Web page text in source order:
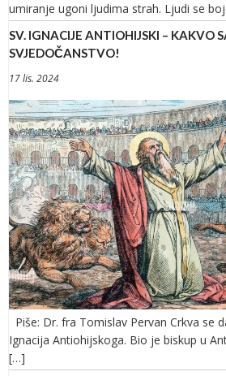
umiranje ugoni ljudima strah. Ljudi se
SV. IGNACIJE ANTIOHIJSKI – KAKVO
SVJEDOČANSTVO!
17 lis. 2024
Piše: Dr. fra Tomislav Pervan Crkva se
Ignacija Antiohijskoga. Bio je biskup u
[…]